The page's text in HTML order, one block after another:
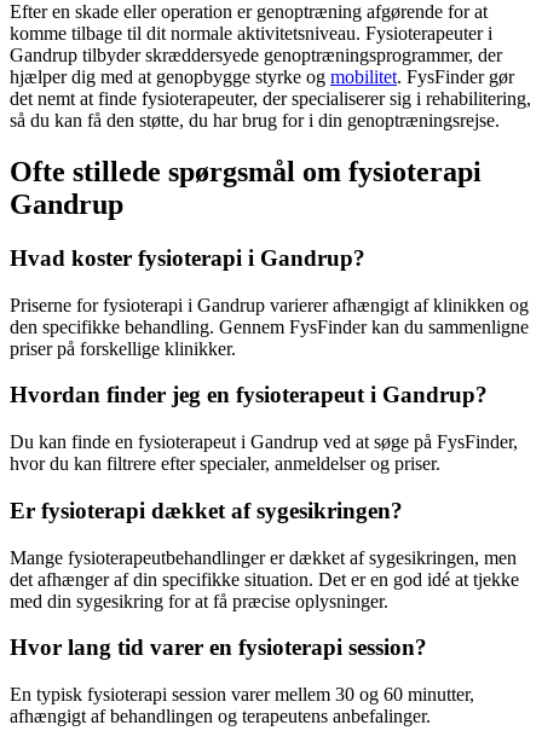
Efter en skade eller operation er genoptræning afgørende for at
komme tilbage til dit normale aktivitetsniveau. Fysioterapeuter i
Gandrup tilbyder skræddersyede genoptræningsprogrammer, der
hjælper dig med at genopbygge styrke og mobilitet. FysFinder gør
det nemt at finde fysioterapeuter, der specialiserer sig i rehabilitering,
så du kan få den støtte, du har brug for i din genoptræningsrejse.
Ofte stillede spørgsmål om fysioterapi
Gandrup
Hvad koster fysioterapi i Gandrup?
Priserne forfysioterapi i Gandrup varierer afhængigt af klinikken og
den specifikke behandling. Gennem FysFinder kan du sammenligne
priser på forskellige klinikker.
Hvordan finder jeg en fysioterapeut i Gandrup?
Du kan finde en fysioterapeut i Gandrup ved at søge på FysFinder,
hvor du kan filtrere efter specialer, anmeldelser og priser.
Er fysioterapi dækket af sygesikringen?
Mange fysioterapeutbehandlinger er dækket af sygesikringen, men
det afhænger af din specifikke situation. Det er en god idé at tjekke
med din sygesikring for at få præcise oplysninger.
Hvor lang tid varer en fysioterapi session?
En typisk fysioterapi session varer mellem 30 og 60 minutter,
afhængigt af behandlingen og terapeutens anbefalinger.